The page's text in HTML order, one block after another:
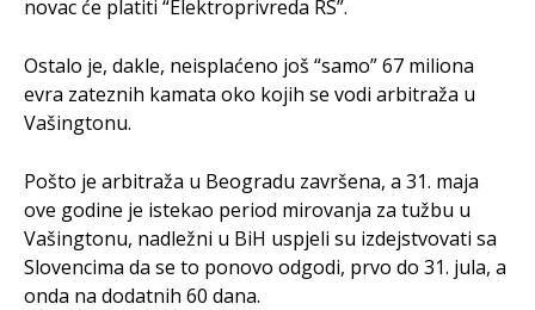
novac će platiti “Elektroprivreda RS”.
Ostalo je, dakle, neisplaćeno još “samo” 67 miliona
evra zateznih kamata oko kojih se vodi arbitraža u
Vašingtonu.
Pošto je arbitraža u Beogradu završena, a 31. maja
ove godine je istekao period mirovanja za tužbu u
Vašingtonu, nadležni u BiH uspjeli su izdejstvovati sa
Slovencima da se to ponovo odgodi, prvo do 31. jula, a
onda na dodatnih 60 dana.